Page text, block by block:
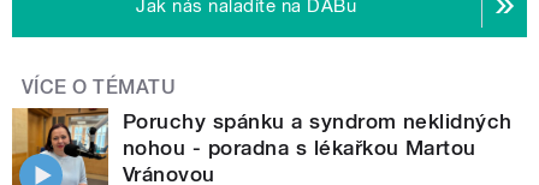
Jak nás naladíte na DABu
VÍCE O TÉMATU
Poruchy spánku a syndrom neklidných
nohou - poradna s lékařkou Martou
Vránovou